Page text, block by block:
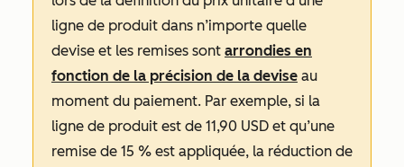
ligne de produit dans n’importe quelle
devise et les remises sont arrondies en
fonction de la précision de la devise au
moment du paiement. Par exemple, si la
ligne de produit est de 11,90 USD et qu’une
remise de 15 % est appliquée, la réduction de